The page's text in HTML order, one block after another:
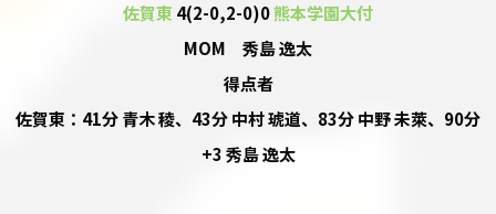
佐賀東 4(2-0,2-0)0熊本学園大付
MOM 秀島 逸太
得点者
佐賀東：41分 青木 稜、43分 中村 琥道、83分 中野 未萊、90分
+3 秀島 逸太